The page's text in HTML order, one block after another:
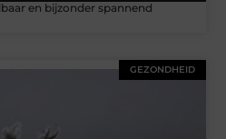
en bijzonder spannend
GEZONDHEID